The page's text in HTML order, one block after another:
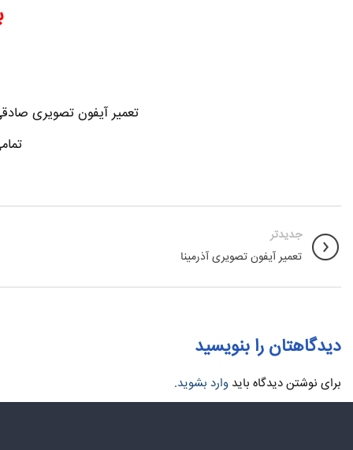
تعمیر آیفون تصویری
جدیدتر
تعمیر آیفون تصویری آذرمینا
دیدگاهتان را بنویسید
برای نوشتن دیدگاه باید وارد بشوید.